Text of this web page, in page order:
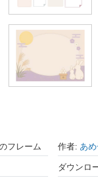
フレーム 作者: あ
ダウンロ